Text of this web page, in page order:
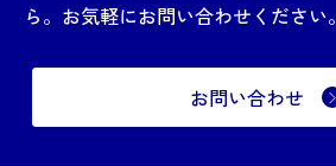
ら。お気軽にお問い合わせください。
お問い合わせ